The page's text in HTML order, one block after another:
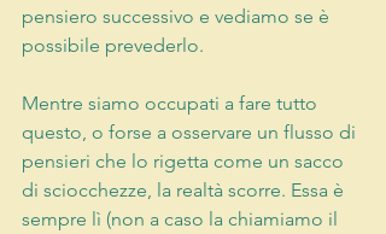
pensiero successivo e vediamo se è
possibile prevederlo.
Mentre siamo occupati a fare tutto
questo, o forse a osservare un flusso di
pensieri che lo rigetta come un sacco
di sciocchezze, la realtà scorre. Essa è
sempre lì (non a caso la chiamiamo il